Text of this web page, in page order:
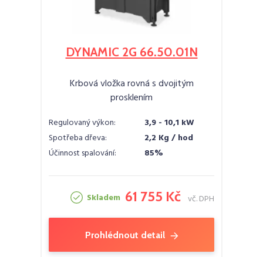
DYNAMIC 2G 66.50.01N
Krbová vložka rovná s dvojitým
prosklením
Regulovaný výkon:
3,9 - 10,1 kW
Spotřeba dřeva:
2,2 Kg / hod
Účinnost spalování:
85%
Skladem 61 755 Kč vč. DPH
Prohlédnout detail